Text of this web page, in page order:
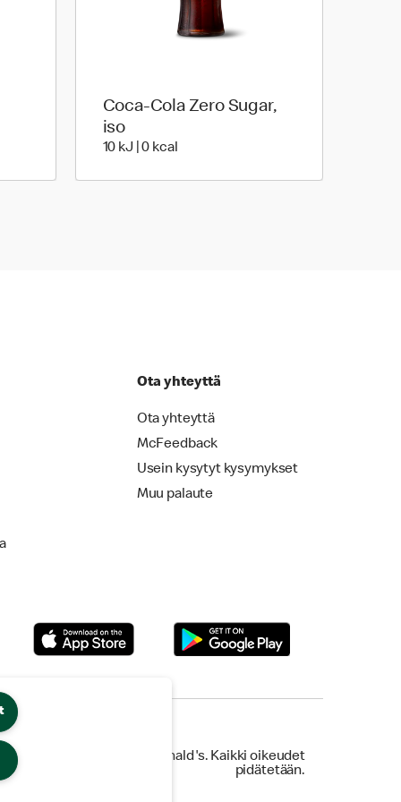
Coca-Cola Zero Sugar,
iso
10 kJ | 0 kcal
Ota yhteyttä
Ota yhteyttä
McFeedback
Usein kysytyt kysymykset
Muu palaute
© 2026 McDonald's. Kaikki oikeudet
pidätetään.